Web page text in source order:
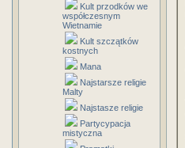
Kult przodków we
współczesnym
Wietnamie
Kult szczątków
kostnych
Mana
Najstarsze religie
Malty
Najstasze religie
Partycypacja
mistyczna